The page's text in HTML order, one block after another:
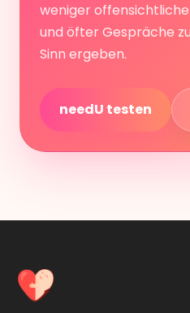
weniger
und öfter Gespräche
Sinn ergeben.
needU testen